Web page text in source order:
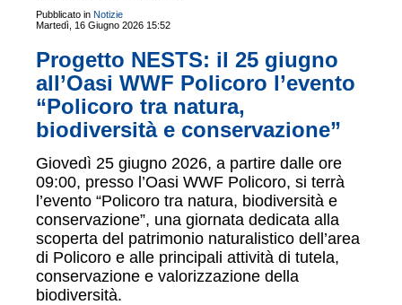
Pubblicato in Notizie
Martedì, 16 Giugno 2026 15:52
Progetto NESTS: il 25 giugno
all’Oasi WWF Policoro l’evento
“Policoro tra natura,
biodiversità e conservazione”
Giovedì 25 giugno 2026, a partire dalle ore
09:00, presso l’Oasi WWF Policoro, si terrà
l’evento “Policoro tra natura, biodiversità e
conservazione”, una giornata dedicata alla
scoperta del patrimonio naturalistico dell’area
di Policoro e alle principali attività di tutela,
conservazione e valorizzazione della
biodiversità.